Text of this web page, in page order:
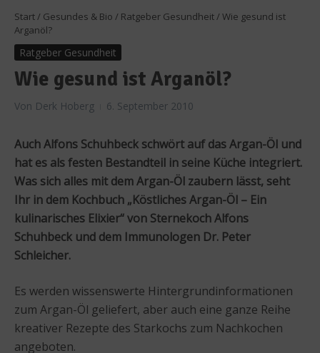
Start / Gesundes & Bio / Ratgeber Gesundheit / Wie gesund ist
Arganöl?
Ratgeber Gesundheit
Wie gesund ist Arganöl?
Von Derk Hoberg 6. September 2010
Auch Alfons Schuhbeck schwört auf das Argan-Öl und
hat es als festen Bestandteil in seine Küche integriert.
Was sich alles mit dem Argan-Öl zaubern lässt, seht
Ihr in dem Kochbuch „Köstliches Argan-Öl – Ein
kulinarisches Elixier“ von Sternekoch Alfons
Schuhbeck und dem Immunologen Dr. Peter
Schleicher.
Es werden wissenswerte Hintergrundinformationen
zum Argan-Öl geliefert, aber auch eine ganze Reihe
kreativer Rezepte des Starkochs zum Nachkochen
angeboten.